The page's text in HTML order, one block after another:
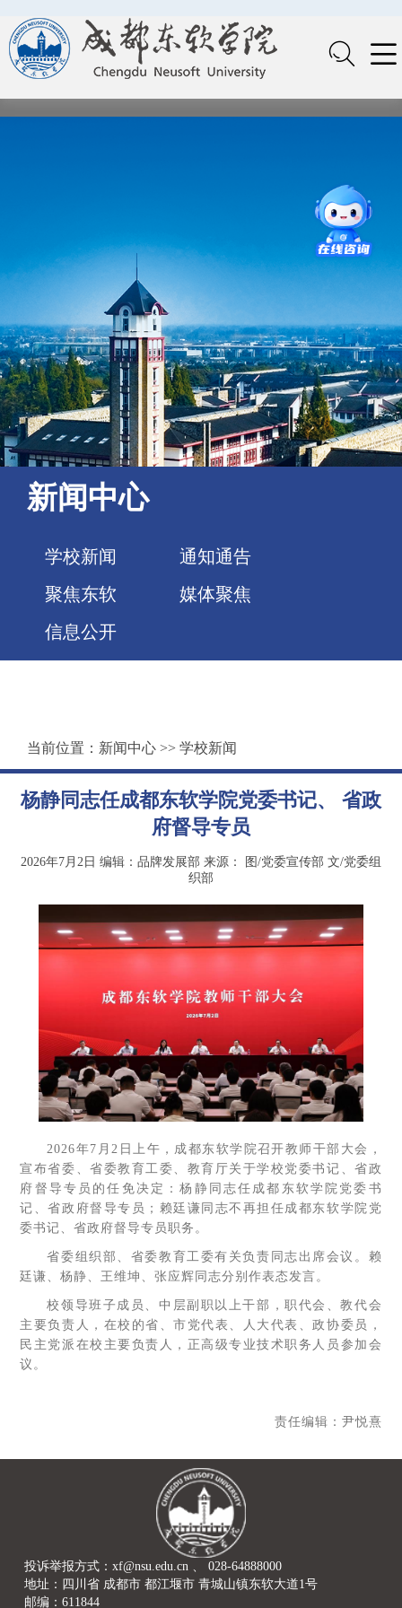
新闻中心
学校新闻
通知通告
聚焦东软
媒体聚焦
信息公开
当前位置： 新闻中心 >> 学校新闻
杨静同志任成都东软学院党委书记、 省政
府督导专员
2026年7月2日 编辑：品牌发展部 来源：
图/党委宣传部 文/党委组
织部
2026年7月2日上午，成都东软学院召开教师干部大会，
宣布省委、省委教育工委、教育厅关于学校党委书记、省政
府督导专员的任免决定：杨静同志任成都东软学院党委书
记、省政府督导专员；赖廷谦同志不再担任成都东软学院党
委书记、省政府督导专员职务。
省委组织部、省委教育工委有关负责同志出席会议。赖
廷谦、杨静、王维坤、张应辉同志分别作表态发言。
校领导班子成员、中层副职以上干部，职代会、教代会
主要负责人，在校的省、市党代表、人大代表、政协委员，
民主党派在校主要负责人，正高级专业技术职务人员参加会
议。
责任编辑：尹悦熹
投诉举报方式：xf@nsu.edu.cn 、 028-64888000
地址：四川省 成都市 都江堰市 青城山镇东软大道1号
邮编：611844